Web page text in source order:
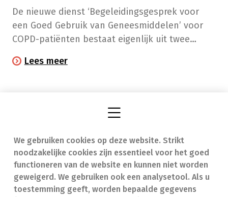
We gebruiken cookies op deze website. Strikt
noodzakelijke cookies zijn essentieel voor het goed
functioneren van de website en kunnen niet worden
geweigerd. We gebruiken ook een analysetool. Als u
toestemming geeft, worden bepaalde gegevens
De nieuwe dienst ‘Begeleidingsgesprek voor
een Goed Gebruik van Geneesmiddelen’ voor
COPD-patiënten bestaat eigenlijk uit twee
informatiegesprek, best op afspraak, en een
symptomen van COPD!
Lees meer
Vind een apotheek
Onze expertise
Ziekten
In geval van nood
Contact
Veelgestelde vragen